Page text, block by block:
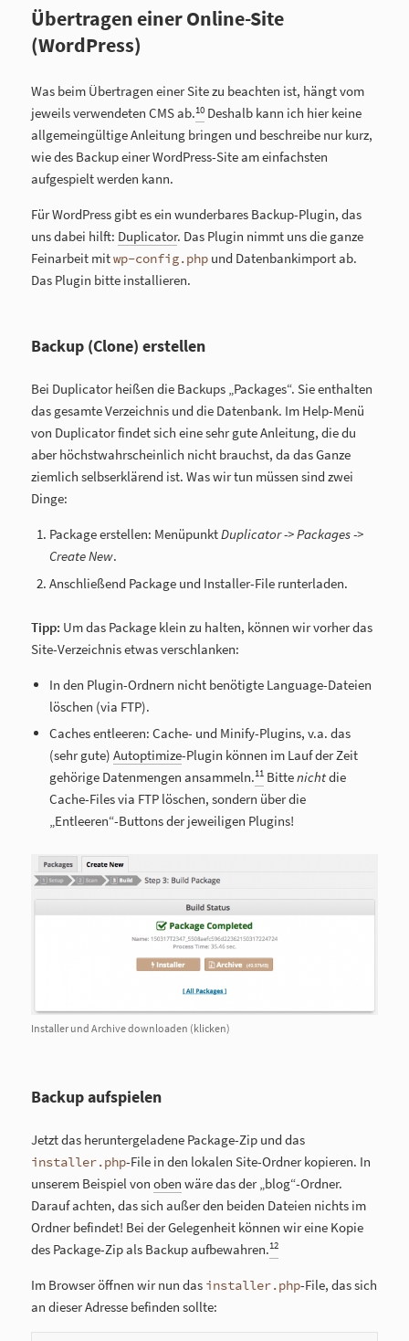
Übertragen einer Online-Site
(WordPress)
Was beim Übertragen einer Site zu beachten ist, hängt vom
jeweils verwendeten CMS ab.10 Deshalb kann ich hier keine
allgemeingültige Anleitung bringen und beschreibe nur kurz,
wie des Backup einer WordPress-Site am einfachsten
aufgespielt werden kann.
Für WordPress gibt es ein wunderbares Backup-Plugin, das
uns dabei hilft: Duplicator. Das Plugin nimmt uns die ganze
Feinarbeit mitwp-config.php und Datenbankimport ab.
Das Plugin bitte installieren.
Backup (Clone) erstellen
Bei Duplicator heißen die Backups „Packages“. Sie enthalten
das gesamte Verzeichnis und die Datenbank. Im Help-Menü
von Duplicator findet sich eine sehr gute Anleitung, die du
aber höchstwahrscheinlich nicht brauchst, da das Ganze
ziemlich selbserklärend ist. Was wir tun müssen sind zwei
Dinge:
Package erstellen: MenüpunktDuplicator -> Packages ->
Create New.
Anschließend Package und Installer-File runterladen.
Tipp: Um das Package klein zu halten, können wir vorher das
Site-Verzeichnis etwas verschlanken:
In den Plugin-Ordnern nicht benötigte Language-Dateien
löschen (via FTP).
Caches entleeren: Cache- und Minify-Plugins, v.a. das
(sehr gute)Autoptimize-Plugin können im Lauf der Zeit
gehörige Datenmengen ansammeln.11 Bittenichtdie
Cache-Files via FTP löschen, sondern über die
„Entleeren“-Buttons der jeweiligen Plugins!
Installer und Archive downloaden (klicken)
Backup aufspielen
Jetzt das heruntergeladene Package-Zip und das
installer.php-File in den lokalen Site-Ordner kopieren. In
unserem Beispiel vonoben wäre das der „blog“-Ordner.
Darauf achten, das sich außer den beiden Dateien nichts im
Ordner befindet! Bei der Gelegenheit können wir eine Kopie
des Package-Zip als Backup aufbewahren.12
Im Browser öffnen wir nun das installer.php-File, das sich
an dieser Adresse befinden sollte: